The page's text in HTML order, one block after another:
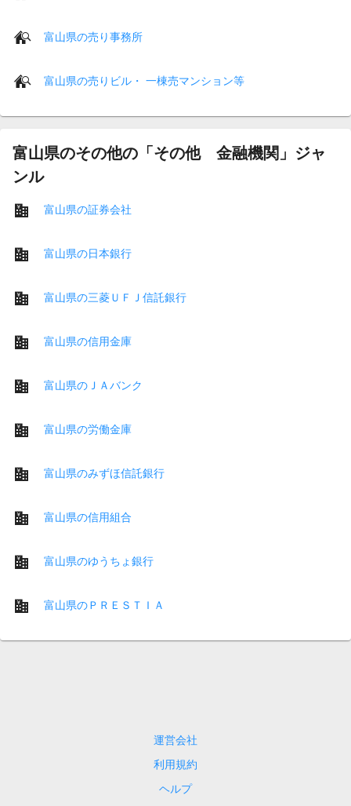
富山県の売り事務所
富山県の売りビル・ 一棟売マンション等
富山県のその他の「その他 金融機関」ジャ
ンル
富山県の証券会社
富山県の日本銀行
富山県の三菱ＵＦＪ信託銀行
富山県の信用金庫
富山県のＪＡバンク
富山県の労働金庫
富山県のみずほ信託銀行
富山県の信用組合
富山県のゆうちょ銀行
富山県のＰＲＥＳＴＩＡ
運営会社
利用規約
ヘルプ